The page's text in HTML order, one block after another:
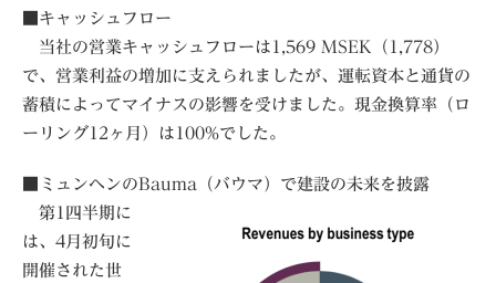
■キャッシュフロー
当社の営業キャッシュフローは1,569 MSEK（1,778）
で、営業利益の増加に支えられましたが、運転資本と通貨の
蓄積によってマイナスの影響を受けました。現金換算率（ロ
ーリング12ヶ月）は100%でした。
■ミュンヘンのBauma（バウマ）で建設の未来を披露
第1四半期に
は、4月初旬に
開催された世